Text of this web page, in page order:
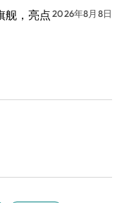
舰，亮点2026年8月8日